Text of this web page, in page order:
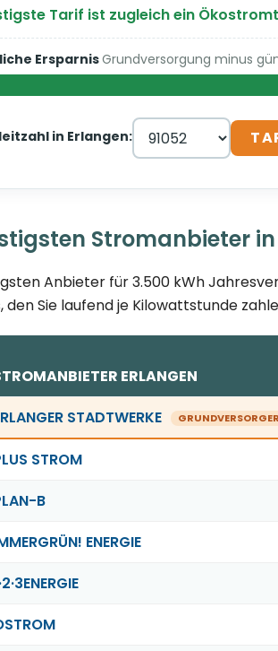
Tarif ist zugleich ein
ErsparnisGrundversorgung minus
in Erlangen:
Stromanbieter
Anbieter für 3.500 kWh
den Sie laufend je Kilowattstunde
in Erlangen, Stand
ERLANGEN
STADTWERKE GRUNDVERSORGER
STROM
B
ENERGIE